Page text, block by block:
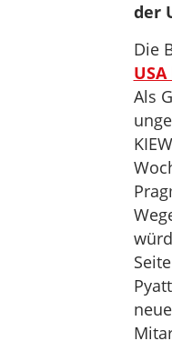
der
Die
Als